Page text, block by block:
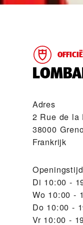
Adres
2 Rue de la
38000
Frankrijk
Di 10:00 -
Wo 10:00 -
Do 10:00 -
Vr 10:00 -